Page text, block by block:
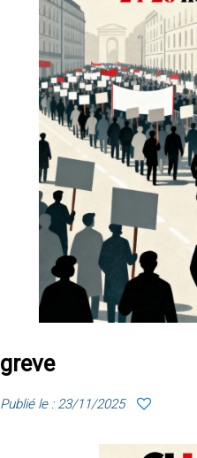
greve
Publié le : 23/11/2025